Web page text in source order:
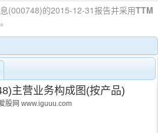
(000748)的2015-12-31报告并采用TTM
主营业务构成图(按产品)
股网 www.iguuu.com